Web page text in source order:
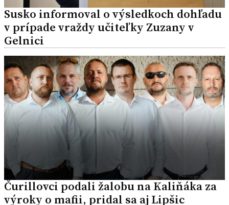
Susko informoval o výsledkoch dohľadu
v prípade vraždy učiteľky Zuzany v
Gelnici
Čurillovci podali žalobu na Kaliňáka za
výroky o mafii, pridal sa aj Lipšic